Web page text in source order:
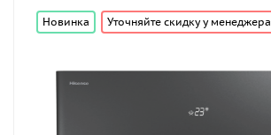
Новинка Уточняйте скидку у менеджера